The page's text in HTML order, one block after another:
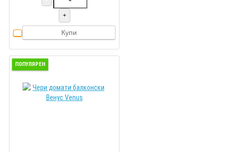
+
Купи
ПОПУЛЯРЕН